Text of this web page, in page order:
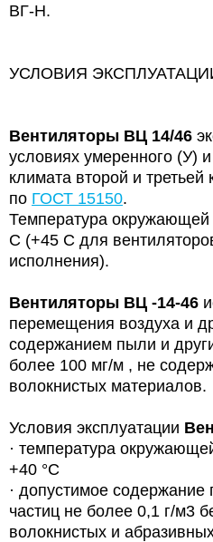
ВГ-Н.
УСЛОВИЯ
Вентиляторы ВЦ 14/46
условиях умеренного (У)
климата второй и третьей
по ГОСТ 15150.
Температура
С (+45 С для
исполнения).
Вентиляторы ВЦ -14-46
перемещения воздуха и
содержанием пыли и
более 100 мг/м , не
волокнистых материалов.
Условия эксплуатации
· температура
+40 °С
· допустимое содержание
частиц не более 0,1 г/м3
волокнистых и